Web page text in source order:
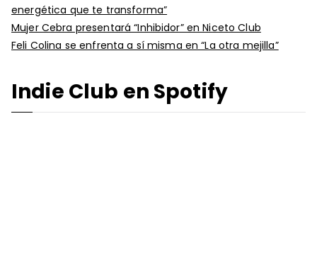
energética que te transforma”
Mujer Cebra presentará “Inhibidor” en Niceto Club
Feli Colina se enfrenta a sí misma en “La otra mejilla”
Indie Club en Spotify